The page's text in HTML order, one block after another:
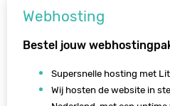
Webhosting
Bestel jouw
Supersnelle hosting met
Wij hosten de website in